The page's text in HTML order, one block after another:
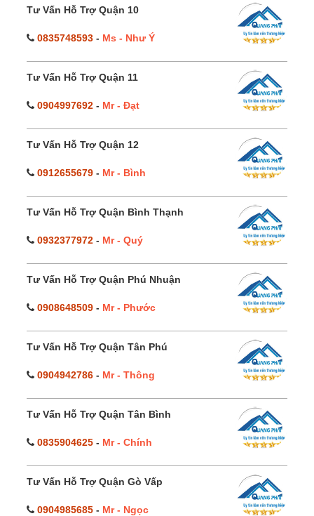
Tư Vấn Hỗ Trợ Quận 10
0835748593 - Ms - Như Ý
Tư Vấn Hỗ Trợ Quận 11
0904997692 - Mr - Đạt
Tư Vấn Hỗ Trợ Quận 12
0912655679 - Mr - Bình
Tư Vấn Hỗ Trợ Quận Bình Thạnh
0932377972 - Mr - Quý
Tư Vấn Hỗ Trợ Quận Phú Nhuận
0908648509 - Mr - Phước
Tư Vấn Hỗ Trợ Quận Tân Phú
0904942786 - Mr - Thông
Tư Vấn Hỗ Trợ Quận Tân Bình
0835904625 - Mr - Chính
Tư Vấn Hỗ Trợ Quận Gò Vấp
0904985685 - Mr - Ngọc